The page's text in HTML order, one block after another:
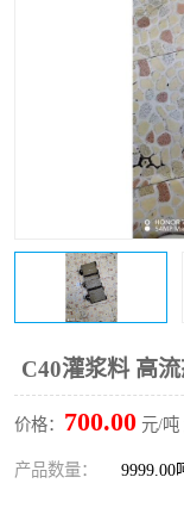
C40灌浆料 高
价格： 700.00 元/吨
产品数量： 9999.00
高延性混凝土
桥梁伸缩缝快速
碳布胶
融雪剂